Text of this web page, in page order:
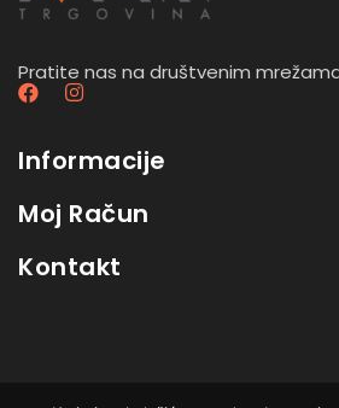
Pratite nas na društvenim
Informacije
Moj Račun
Kontakt